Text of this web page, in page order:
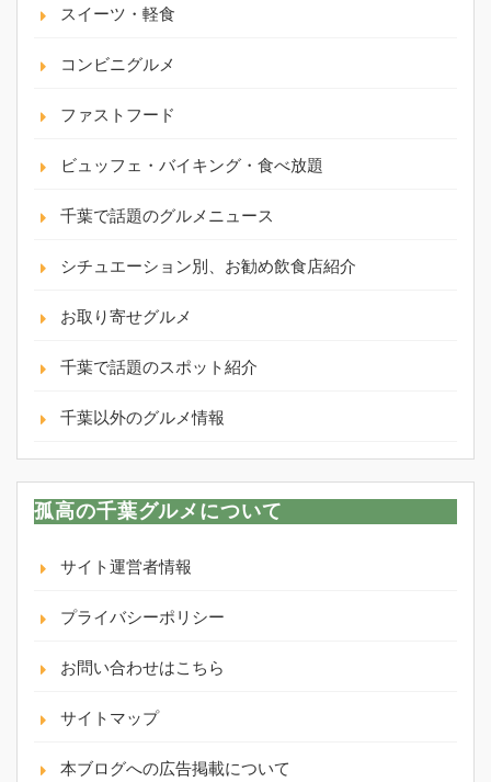
スイーツ・軽食
コンビニグルメ
ファストフード
ビュッフェ・バイキング・食べ放題
千葉で話題のグルメニュース
シチュエーション別、お勧め飲食店紹介
お取り寄せグルメ
千葉で話題のスポット紹介
千葉以外のグルメ情報
孤高の千葉グルメについて
サイト運営者情報
プライバシーポリシー
お問い合わせはこちら
サイトマップ
本ブログへの広告掲載について